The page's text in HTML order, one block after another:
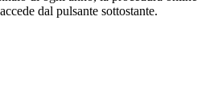
dal pulsante sottostante.